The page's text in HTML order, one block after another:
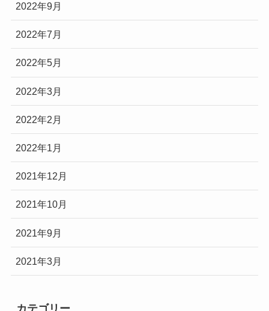
2022年9月
2022年7月
2022年5月
2022年3月
2022年2月
2022年1月
2021年12月
2021年10月
2021年9月
2021年3月